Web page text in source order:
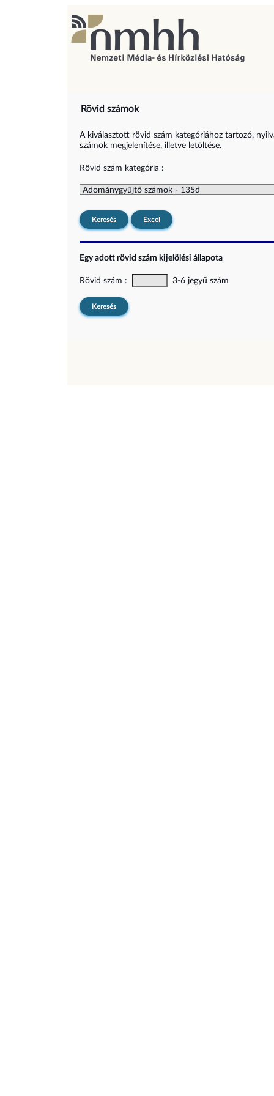
Rövid számok
A kiválasztott rövid szám kategóriához tartozó,
számok megjelenítése, illetve letöltése.
Rövid szám kategória :
Keresés Excel
Egy adott rövid szám kijelölési állapota
Rövid szám : 3-6 jegyű szám
Keresés